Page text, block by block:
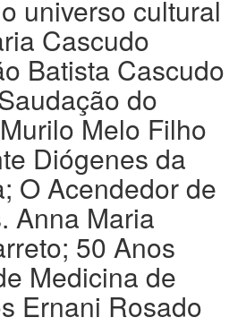
universo cultural
Cascudo
Batista Cascudo
do
Melo Filho
Diógenes da
O Acendedor de
Anna Maria
50 Anos
Medicina de
Ernani Rosado